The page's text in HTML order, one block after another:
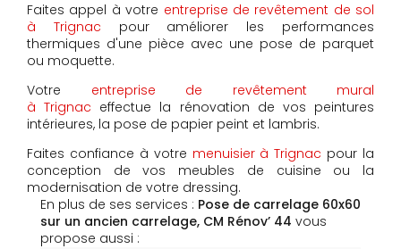
Faites appel à votre entreprise de revêtement de sol
à Trignac pour améliorer les performances
thermiques d'une pièce avec une pose de parquet
ou moquette.
Votre entreprise de revêtement mural
à Trignac effectue la rénovation de vos peintures
intérieures, la pose de papier peint et lambris.
Faites confiance à votre menuisier à Trignac pour la
conception de vos meubles de cuisine ou la
modernisation de votre dressing.
En plus de ses services : Pose de carrelage 60x60
sur un ancien carrelage, CM Rénov’ 44 vous
propose aussi :